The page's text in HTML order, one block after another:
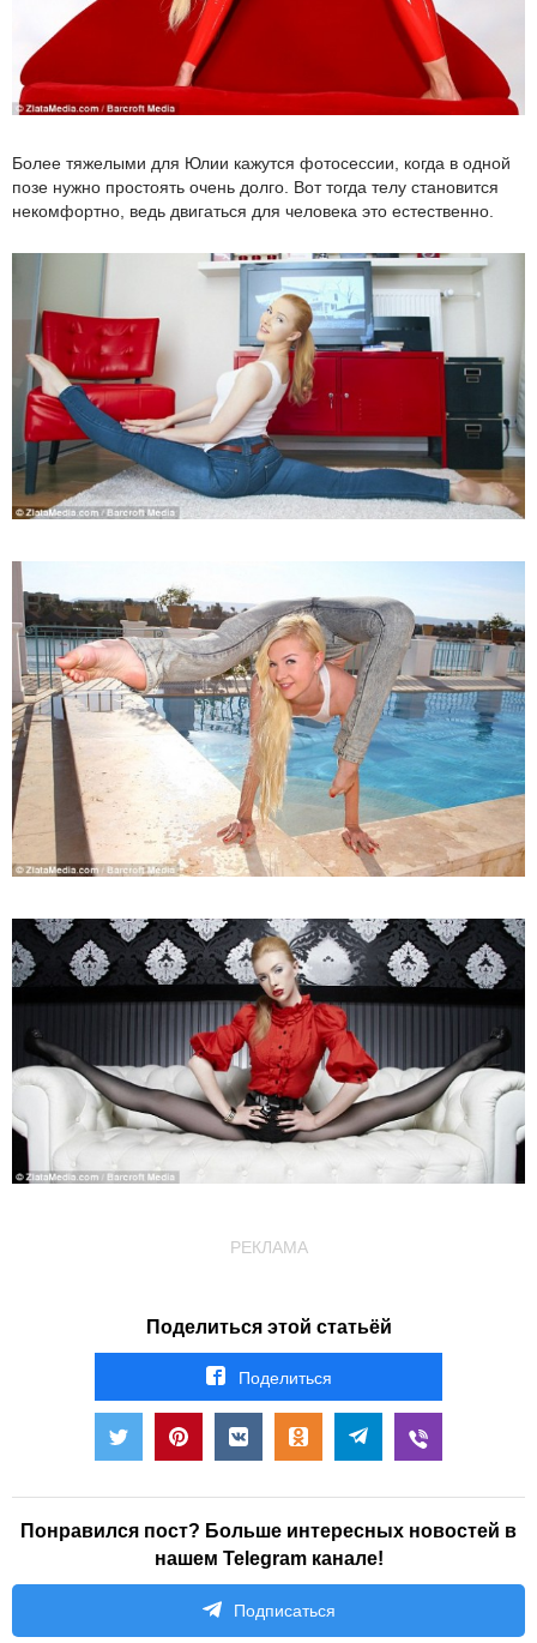
Более тяжелыми для Юлии кажутся фотосессии, когда в одной
позе нужно простоять очень долго. Вот тогда телу становится
некомфортно, ведь двигаться для человека это естественно.
РЕКЛАМА
Поделиться этой статьёй
Поделиться
Понравился пост? Больше интересных новостей в
нашем Telegram канале!
Подписаться